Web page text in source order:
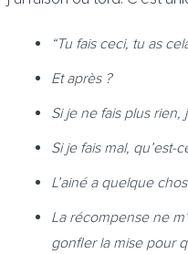
“Tu fais ceci, tu as
Et après ?
Si je ne fais plus rien,
Si je fais mal, qu’est-
L’ainé a quelque
La récompense ne
gonfler la mise pour